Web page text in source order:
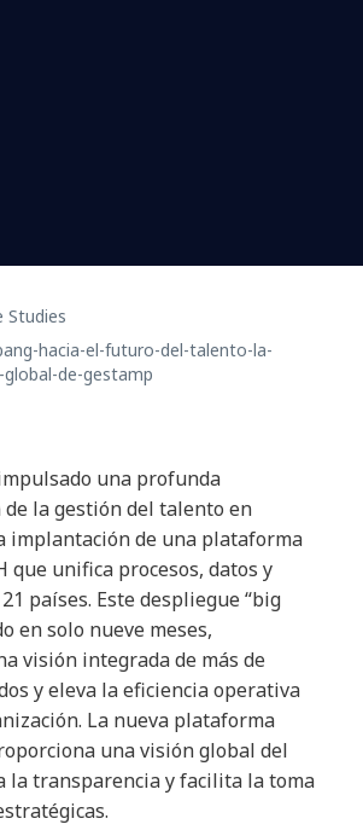
Studies
hacia-el-futuro-del-talento-la-
de-gestamp
una profunda
la gestión del talento en
implantación de una plataforma
que unifica procesos, datos y
países. Este despliegue “big
en solo nueve meses,
visión integrada de más de
y eleva la eficiencia operativa
La nueva plataforma
una visión global del
la transparencia y facilita la toma